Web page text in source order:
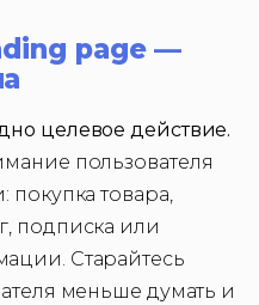
page —
целевое действие.
пользователя
покупка товара,
подписка или
Старайтесь
меньше думать и